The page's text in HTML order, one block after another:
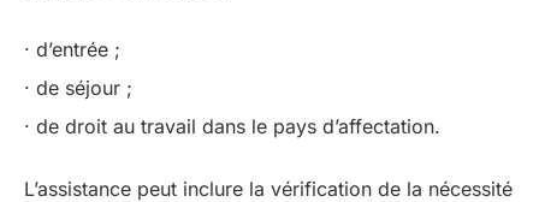
· d’entrée ;
· de séjour ;
· de droit au travail dans le pays d’affectation.
L’assistance peut inclure la vérification de la nécessité